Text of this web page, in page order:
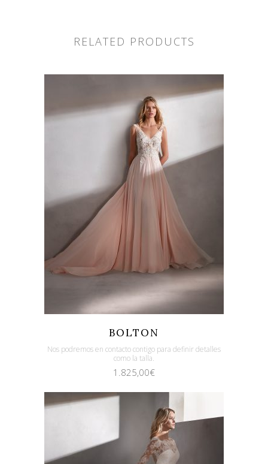
RELATED PRODUCTS
BOLTON
Nos podremos en contacto contigo para definir detalles
como la talla.
1.825,00€